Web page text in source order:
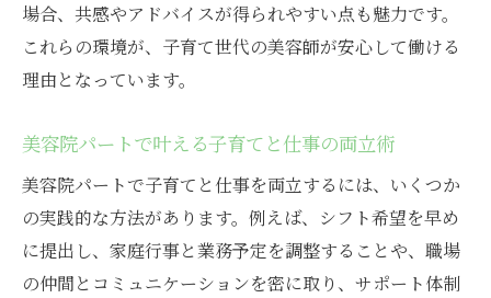
場合、共感やアドバイスが得られやすい点も魅力です。
これらの環境が、子育て世代の美容師が安心して働ける
理由となっています。
美容院パートで叶える子育てと仕事の両立術
美容院パートで子育てと仕事を両立するには、いくつか
の実践的な方法があります。例えば、シフト希望を早め
に提出し、家庭行事と業務予定を調整することや、職場
の仲間とコミュニケーションを密に取り、サポート体制